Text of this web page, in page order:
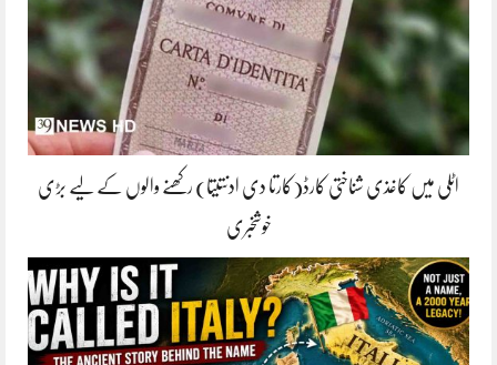
اٹلی میں کاغذی شناختی کارڈ(کارتا دی ادنتیتا) رکھنے والوں کے لیے بڑی
خوشخبری